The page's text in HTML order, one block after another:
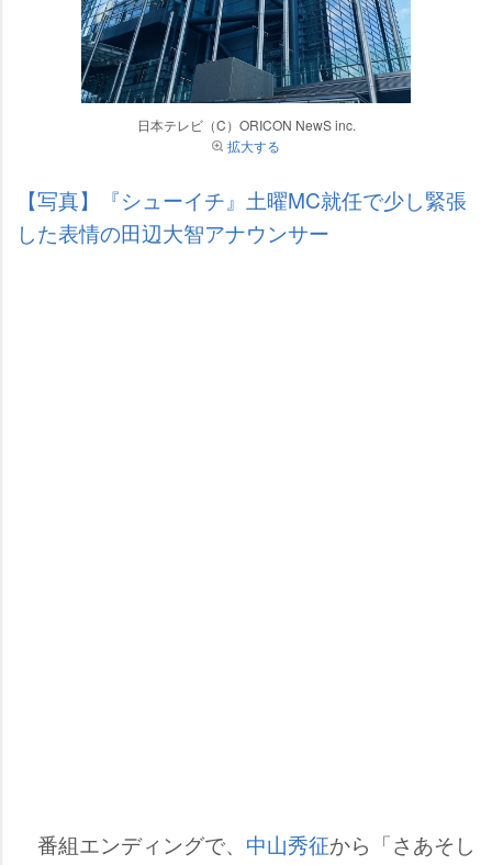
日本テレビ（C）ORICON NewS inc.
拡大する
【写真】『シューイチ』土曜MC就任で少し緊張
した表情の田辺大智アナウンサー
番組エンディングで、 中山秀征から「さあそし